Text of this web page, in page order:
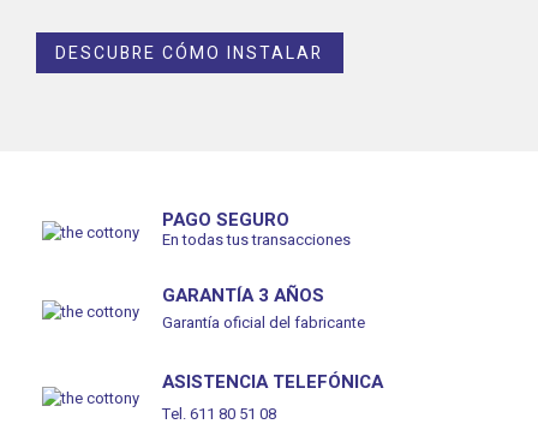
DESCUBRE CÓMO INSTALAR
PAGO SEGURO
En todas tus transacciones
GARANTÍA 3 AÑOS
Garantía oficial del fabricante
ASISTENCIA TELEFÓNICA
Tel. 611 80 51 08